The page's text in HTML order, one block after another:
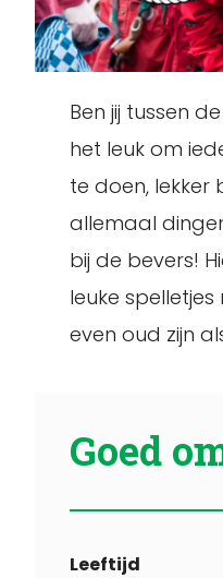
Ben jij tussen
het leuk om
te doen, lekker
allemaal
bij de bevers!
leuke
even oud zijn
Goed
Leeftijd